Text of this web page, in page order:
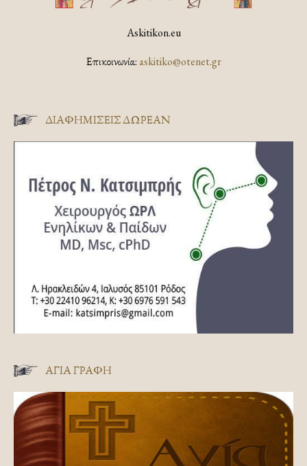
Askitikon.eu
Επικοινωνία:askitiko@otenet.gr
ΔΙΑΦΗΜΊΣΕΙΣ ΔΩΡΕΆΝ
ΑΓΊΑ ΓΡΑΦΉ